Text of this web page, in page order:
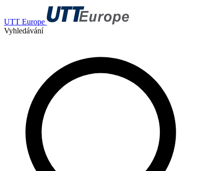
UTT Europe
Vyhledávání